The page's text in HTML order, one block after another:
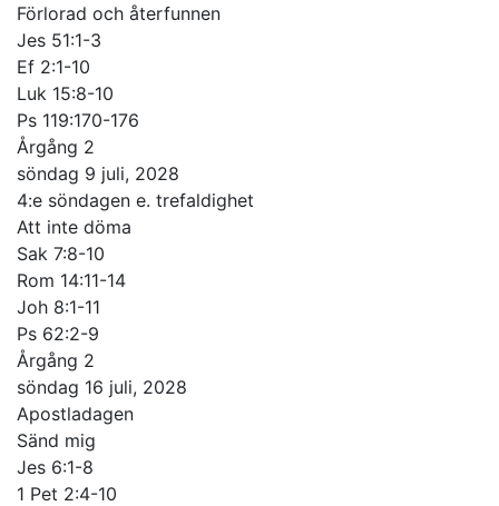
Förlorad och återfunnen
Jes 51:1-3
Ef 2:1-10
Luk 15:8-10
Ps 119:170-176
Årgång 2
söndag 9 juli, 2028
4:e söndagen e. trefaldighet
Att inte döma
Sak 7:8-10
Rom 14:11-14
Joh 8:1-11
Ps 62:2-9
Årgång 2
söndag 16 juli, 2028
Apostladagen
Sänd mig
Jes 6:1-8
1 Pet 2:4-10